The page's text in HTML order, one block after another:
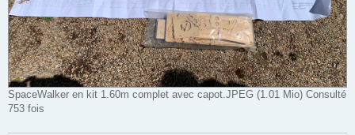
SpaceWalker en kit 1.60m complet avec capot.JPEG (1.01 Mio) Consulté
753 fois